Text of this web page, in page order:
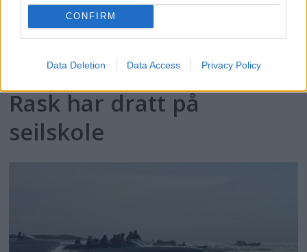
CONFIRM
Data Deletion Data Access Privacy Policy
Rask har dratt på
seilskole